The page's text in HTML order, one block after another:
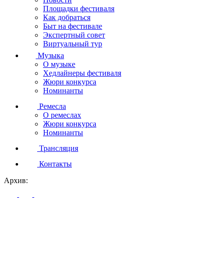
Площадки фестиваля
Как добраться
Быт на фестивале
Экспертный совет
Виртуальный тур
Музыка
О музыке
Хедлайнеры фестиваля
Жюри конкурса
Номинанты
Ремесла
О ремеслах
Жюри конкурса
Номинанты
Трансляция
Контакты
Архив: